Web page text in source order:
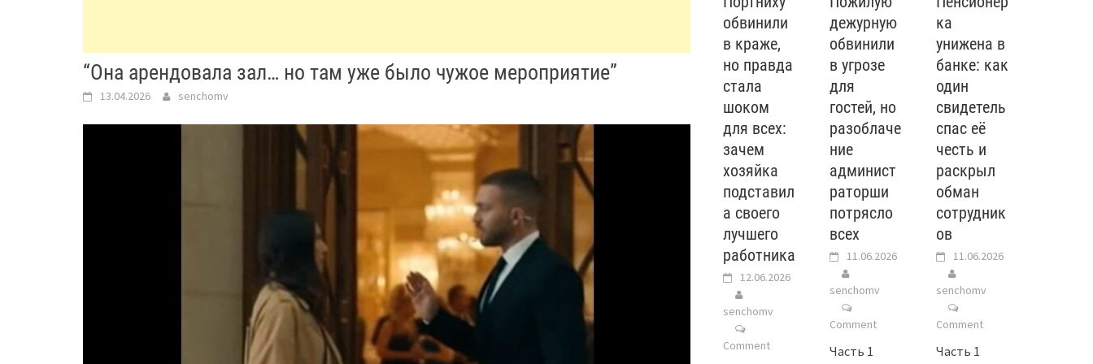
“Она арендовала зал… но там уже было чужое мероприятие”
13.04.2026 senchomv
обвинили
в краже,
но правда
стала
шоком
для всех:
зачем
хозяйка
подставил
а своего
лучшего
работника
12.06.2026
senchomv
Comment
дежурную
обвинили
в угрозе
для
гостей, но
разоблаче
ние
админист
раторши
потрясло
всех
11.06.2026
senchomv
Comment
Часть 1
ка
унижена в
банке: как
один
свидетель
спас её
честь и
раскрыл
обман
сотрудник
ов
11.06.2026
senchomv
Comment
Часть 1